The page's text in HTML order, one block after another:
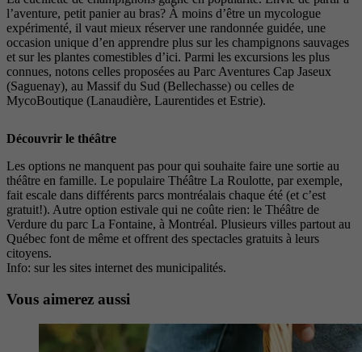
l’aventure, petit panier au bras? À moins d’être un mycologue
expérimenté, il vaut mieux réserver une randonnée guidée, une
occasion unique d’en apprendre plus sur les champignons sauvages
et sur les plantes comestibles d’ici. Parmi les excursions les plus
connues, notons celles proposées au Parc Aventures Cap Jaseux
(Saguenay), au Massif du Sud (Bellechasse) ou celles de
MycoBoutique (Lanaudière, Laurentides et Estrie).
Découvrir le théâtre
Les options ne manquent pas pour qui souhaite faire une sortie au
théâtre en famille. Le populaire Théâtre La Roulotte, par exemple,
fait escale dans différents parcs montréalais chaque été (et c’est
gratuit!). Autre option estivale qui ne coûte rien: le Théâtre de
Verdure du parc La Fontaine, à Montréal. Plusieurs villes partout au
Québec font de même et offrent des spectacles gratuits à leurs
citoyens.
Info: sur les sites internet des municipalités.
Vous aimerez aussi